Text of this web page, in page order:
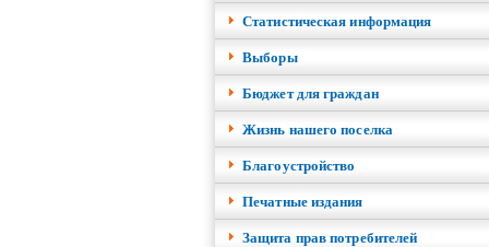
Cтатистическая информация
Выборы
Бюджет для граждан
Жизнь нашего поселка
Благоустройство
Печатные издания
Защита прав потребителей